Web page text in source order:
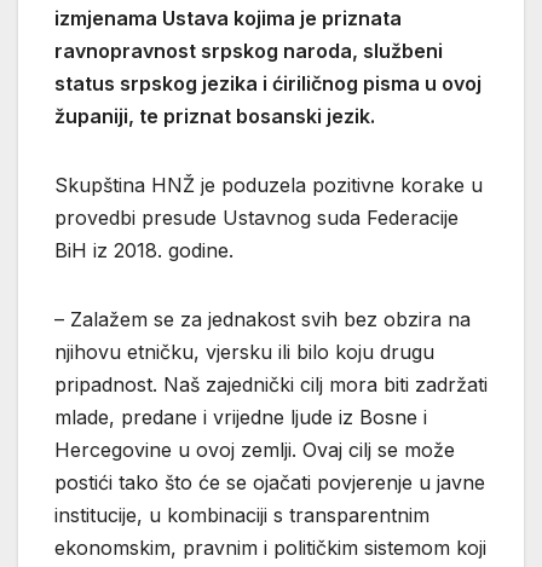
izmjenama Ustava kojima je priznata
ravnopravnost srpskog naroda, službeni
status srpskog jezika i ćiriličnog pisma u ovoj
županiji, te priznat bosanski jezik.
Skupština HNŽ je poduzela pozitivne korake u
provedbi presude Ustavnog suda Federacije
BiH iz 2018. godine.
– Zalažem se za jednakost svih bez obzira na
njihovu etničku, vjersku ili bilo koju drugu
pripadnost. Naš zajednički cilj mora biti zadržati
mlade, predane i vrijedne ljude iz Bosne i
Hercegovine u ovoj zemlji. Ovaj cilj se može
postići tako što će se ojačati povjerenje u javne
institucije, u kombinaciji s transparentnim
ekonomskim, pravnim i političkim sistemom koji